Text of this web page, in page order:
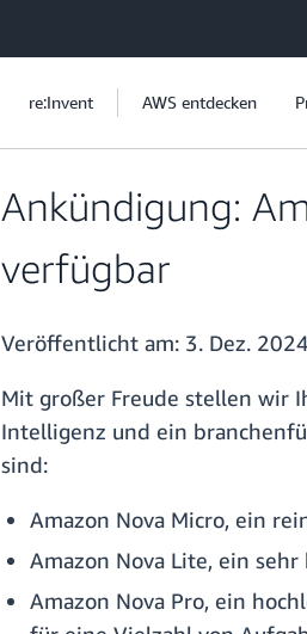
re:Invent AWS entdecken
Ankündigung:
verfügbar
Veröffentlicht am: 3. Dez. 2024
Mit großer Freude stellen wir
Intelligenz und ein
sind:
Amazon Nova Micro, ein
Amazon Nova Lite, ein
Amazon Nova Pro, ein